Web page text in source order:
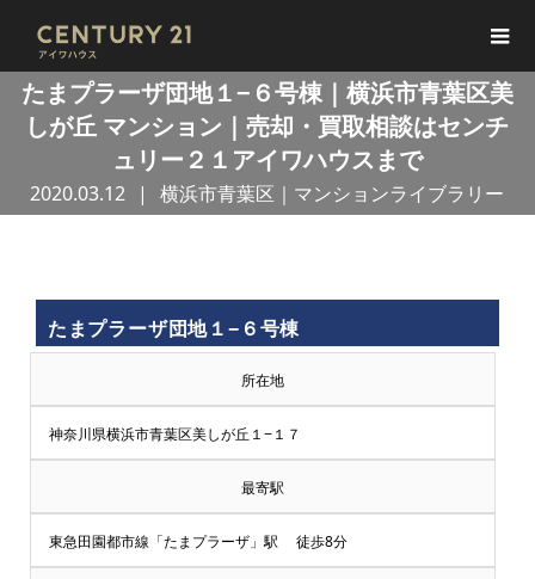
たまプラーザ団地１−６号棟｜横浜市青葉区美
しが丘 マンション｜売却・買取相談はセンチ
ュリー２１アイワハウスまで
2020.03.12 横浜市青葉区｜マンションライブラリー
買
取
王
で
売
却・
たまプラーザ団地１−６号棟
所在地
神奈川県横浜市青葉区美しが丘１−１７
最寄駅
東急田園都市線「たまプラーザ」駅 徒歩8分